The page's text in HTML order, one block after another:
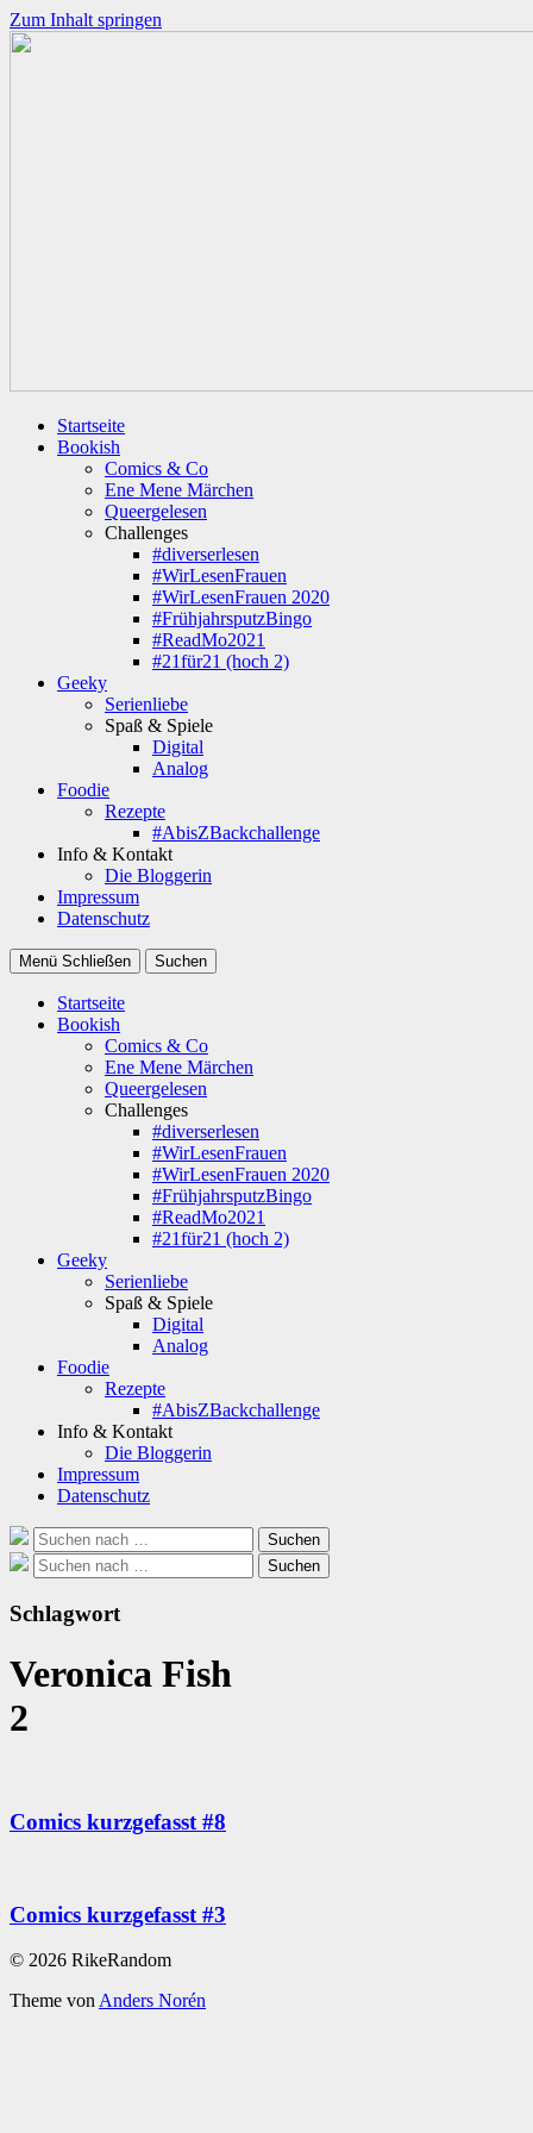
Zum Inhalt springen
Startseite
Bookish
Comics & Co
Ene Mene Märchen
Queergelesen
Challenges
#diverserlesen
#WirLesenFrauen
#WirLesenFrauen 2020
#FrühjahrsputzBingo
#ReadMo2021
#21für21 (hoch 2)
Geeky
Serienliebe
Spaß & Spiele
Digital
Analog
Foodie
Rezepte
#AbisZBackchallenge
Info & Kontakt
Die Bloggerin
Impressum
Datenschutz
Menü Schließen Suchen
Startseite
Bookish
Comics & Co
Ene Mene Märchen
Queergelesen
Challenges
#diverserlesen
#WirLesenFrauen
#WirLesenFrauen 2020
#FrühjahrsputzBingo
#ReadMo2021
#21für21 (hoch 2)
Geeky
Serienliebe
Spaß & Spiele
Digital
Analog
Foodie
Rezepte
#AbisZBackchallenge
Info & Kontakt
Die Bloggerin
Impressum
Datenschutz
Suche
nach:
Suchen
Suche
nach:
Suchen
Schlagwort
Veronica Fish
2
Comics kurzgefasst #8
Comics kurzgefasst #3
© 2026 RikeRandom
Theme vonAnders Norén